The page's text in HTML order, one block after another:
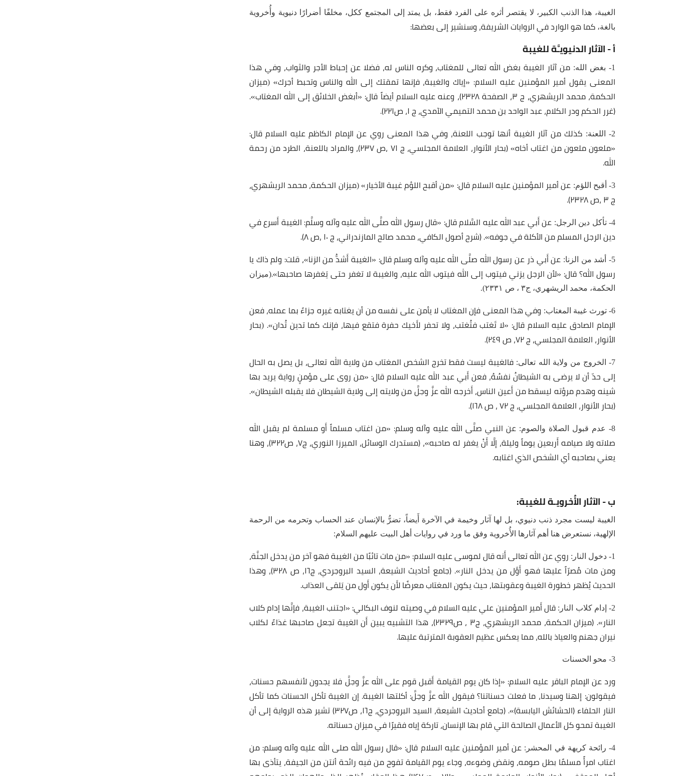
الغيبة، هذا الذنب الكبير، لا يقتصر أثره على الفرد فقط، بل يمتد إلى المجتمع ككل، مخلفًا أضرارًا دنيوية وأُخروية
بالغة، كما هو الوارد في الروايات الشريفة، وسنشير إلى بعضها:
أ - الآثار الدنيويـَّة للغيبة
1- بغض الله:
من آثار الغيبة بغض الله تعالى للمغتاب، وكره الناس له، فضلا عن إحباط الأجر والثواب، وفي هذا
المعنى يقول أمير المؤمنين عليه السلام: «إياك والغيبة، فإنها تمقتك إلى الله والناس وتحبط أجرك» (ميزان
الحكمة، محمد الريشهري، ج ٣، الصفحة ٢٣٢٨)، وعنه عليه السلام أيضاً قال: «أبغض الخلائق إلى الله المغتاب».
(غرر الحكم ودر الكلام، عبد الواحد بن محمد التميمي الآمدي، ج ١، ص٢٢١).
2- اللعنة:
كذلك من آثار الغيبة أنها توجب اللعنة، وفي هذا المعنى روي عن الإمام الكاظم عليه السلام قال:
«ملعون ملعون من اغتاب أخاه» (بحار الأنوار، العلامة المجلسي، ج ٧١ ،ص ٢٣٧)، والمراد باللعنة، الطرد من رحمة
الله.
3- أقبح اللؤم: عن أمير المؤمنين عليه السلام قال: «من أقبح اللؤم غيبة الأخيار» (ميزان الحكمة، محمد الريشهري،
ج ٣ ،ص ٢٣٢٨).
4- تأكل دين الرجل:
عن أَبي عبد الله عليه السَّلام قال: «قال رسول الله صلَّى الله عليه وآله وسلَّم: الغيبة أَسرع في
دين الرجل المسلم من الأكلة في جوفه». (شرح أصول الكافي، محمد صالح المازندراني، ج ١٠ ،ص ٨).
5- أشد من الزنا:
عن أَبي ذر عن رسول الله صلَّى الله عليه وآله وسلم قال: «الغيبة أَشدُّ من الزنا»، قلت: ولم ذاك يا
رسول الله؟ قال: «لأن الرجل يزني فيتوب إلى الله فيتوب الله عليه، والغيبة لا تغفر حتى يَغفرها صاحبها».(ميزان
الحكمة، محمد الريشهري، ج٣ ، ص ٢٣٣١).
6- تورث غيبة المغتاب:
وفي هذا المعنى فإن المغتاب لا يأمن على نفسه من أن يغتابه غيره جزاءً بما عمله، فعن
الإمام الصادق عليه السلام قال: «لا تَغتب فتُغتب، ولا تحفر لأَخيك حفرة فتقع فيها، فإنك كما تدين تُدان». (بحار
الأنوار، العلامة المجلسي، ج ٧٢، ص ٢٤٩).
7- الخروج من ولاية الله تعالى:
فالغيبة ليست فقط تخرج الشخص المغتاب من ولاية الله تعالى، بل يصل به الحال
إلى حدّ أن لا يرضى به الشيطانُ نفسُهُ، فعن أَبي عبد الله عليه السلام قال: «من روى على مؤمنٍ رواية يريد بها
شينه وهدم مرؤته ليسقط من أَعين الناس، أَخرجه الله عزَّ وجلَّ من ولايته إلى ولاية الشيطان فلا يقبله الشيطان».
(بحار الأنوار، العلامة المجلسي، ج ٧٢ ، ص ١٦٨).
8- عدم قبول الصلاة والصوم:
عن النبي صلَّى الله عليه وآله وسلم: «من اغتاب مسلماً أَو مسلمة لم يقبل الله
صلاته ولا صيامه أَربعين يوماً وليلة، إلَّا أَنْ يغفر له صاحبه»، (مستدرك الوسائل، الميرزا النوري، ج٧، ص٣٢٢)، وهنا
يعني بصاحبه أي الشخص الذي اغتابه.
ب - الآثار الأُخرويـة للغيبة:
الغيبة ليست مجرد ذنب دنيوي، بل لها آثار وخيمة في الآخرة أَيضاً، تضرُّ بالإنسان عند الحساب وتحرمه من الرحمة
الإلهية، نستعرض هنا أهم آثارها الأُخروية وفق ما ورد في روايات أهل البيت عليهم السلام:
1- دخول النار:
روي عن الله تعالى أَنه قال لموسى عليه السلام: «من مات تائبًا من الغيبة فهو آخر من يدخل الجنَّة،
ومن مات مُصرّاً عليها فهو أَوَّل من يدخل النار». (جامع أحاديث الشيعة، السيد البروجردي، ج١٦، ص ٣٢٨)، وهذا
الحديث يُظهر خطورة الغيبة وعقوبتها، حيث يكون المغتاب معرضًا لأَن يكون أَول من يَلقى العذاب.
2- إدام كلاب النار:
قال أَمير المؤمنين علي عليه السلام في وصيته لنوف البكالي: «اجتنب الغيبة، فإنَّها إدام كلاب
النار». (ميزان الحكمة، محمد الريشهري، ج٣ ، ص٢٣٢٩)، هذا التشبيه يبين أَن الغيبة تجعل صاحبها غذاءً لكلاب
نيران جهنم والعياذ بالله، مما يعكس عظيم العقوبة المترتبة عليها.
3- محو الحسنات
ورد عن الإمام الباقر عليه السلام: «إذا كان يوم القيامة أَقبل قوم على الله عزَّ وجلَّ فلا يجدون لأنفسهم حسنات،
فيقولون: إلهنا وسيدنا، ما فعلت حسناتنا؟ فيقول الله عزَّ وجلَّ: أكلتها الغيبة. إن الغيبة تأكل الحسنات كما تأكل
النار الحلفاء (الحشائش اليابسة)». (جامع أحاديث الشيعة، السيد البروجردي، ج١٦، ص٣٢٧) تشير هذه الرواية إلى أن
الغيبة تمحو كل الأعمال الصالحة التي قام بها الإنسان، تاركة إياه فقيرًا في ميزان حسناته.
4- رائحة كريهة في المحشر:
عن أمير المؤمنين عليه السلام قال: «قال رسول الله صلى الله عليه وآله وسلم: من
اغتاب امرأً مسلمًا بطل صومه، ونقض وضوءه، وجاء يوم القيامة تفوح من فيه رائحة أنتن من الجيفة، يتأذى بها